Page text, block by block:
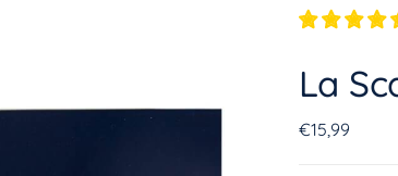
La
Prezzo
€15,99